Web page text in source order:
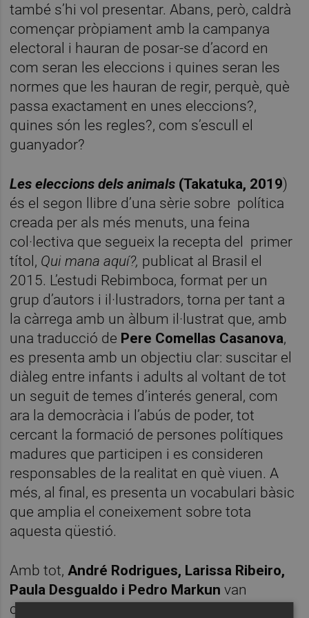
també s’hi vol presentar. Abans, però, caldrà
començar pròpiament amb la campanya
electoral i hauran de posar-se d’acord en
com seran les eleccions i quines seran les
normes que les hauran de regir, perquè, què
passa exactament en unes eleccions?,
quines són les regles?, com s’escull el
guanyador?
Les eleccions dels animals (Takatuka, 2019)
és el segon llibre d’una sèrie sobre política
creada per als més menuts, una feina
col·lectiva que segueix la recepta del
primer
títol, Qui mana aquí?, publicat al Brasil el
2015. L’estudi Rebimboca, format per un
grup d’autors i il·lustradors, torna per tant a
la càrrega amb un àlbum il·lustrat que, amb
una traducció de Pere Comellas Casanova,
es presenta amb un objectiu clar: suscitar el
diàleg entre infants i adults al voltant de tot
un seguit de temes d’interés general, com
ara la democràcia i l’abús de poder, tot
cercant la formació de persones polítiques
madures que participen i es consideren
responsables de la realitat en què viuen. A
més, al final, es presenta un vocabulari bàsic
que amplia el coneixement sobre tota
aquesta qüestió.
Amb tot,André Rodrigues, Larissa Ribeiro,
Paula Desgualdo i Pedro Markun van
coordinar aquest projecte original